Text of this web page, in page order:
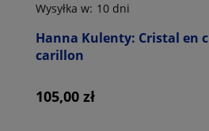
Hanna Kulenty: Cristal en
carillon
Wysyłka w: 10 dni
105,00 zł